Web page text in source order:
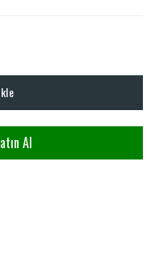
Al